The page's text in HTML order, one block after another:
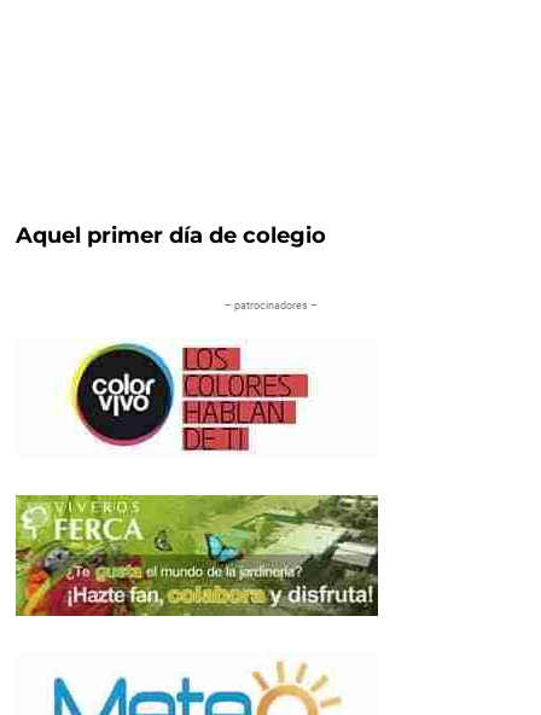
Aquel primer día de colegio
– patrocinadores –